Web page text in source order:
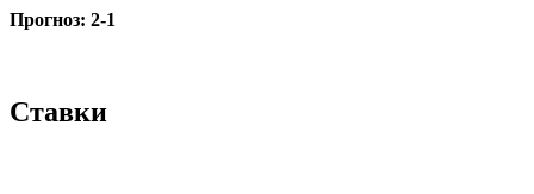
Прогноз: 2-1
Ставки